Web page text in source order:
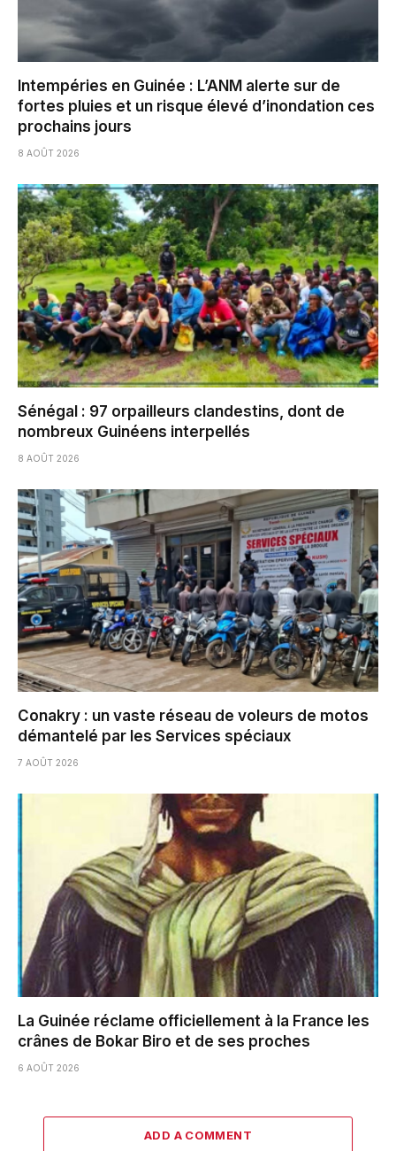
Intempéries en Guinée : L’ANM alerte sur de
fortes pluies et un risque élevé d’inondation ces
prochains jours
8 AOÛT 2026
Sénégal : 97 orpailleurs clandestins, dont de
nombreux Guinéens interpellés
8 AOÛT 2026
Conakry : un vaste réseau de voleurs de motos
démantelé par les Services spéciaux
7 AOÛT 2026
La Guinée réclame officiellement à la France les
crânes de Bokar Biro et de ses proches
6 AOÛT 2026
ADD A COMMENT